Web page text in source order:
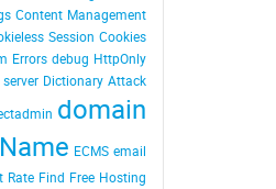
Content Management
Session Cookies
Errors debug HttpOnly
Dictionary Attack
domain
ECMS email
Rate Find Free Hosting